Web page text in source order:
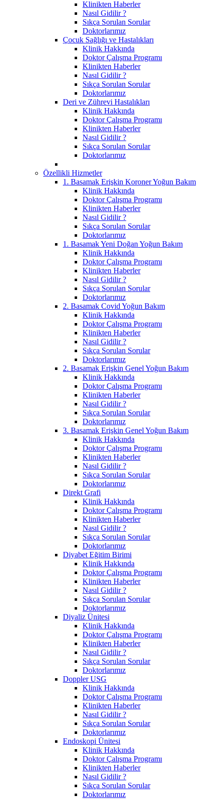
Klinikten Haberler
Nasıl Gidilir ?
Sıkça Sorulan Sorular
Doktorlarımız
Çocuk Sağlığı ve Hastalıkları
Klinik Hakkında
Doktor Çalışma Programı
Klinikten Haberler
Nasıl Gidilir ?
Sıkça Sorulan Sorular
Doktorlarımız
Deri ve Zührevi Hastalıkları
Klinik Hakkında
Doktor Çalışma Programı
Klinikten Haberler
Nasıl Gidilir ?
Sıkça Sorulan Sorular
Doktorlarımız
Özellikli Hizmetler
1. Basamak Erişkin Koroner Yoğun Bakım
Klinik Hakkında
Doktor Çalışma Programı
Klinikten Haberler
Nasıl Gidilir ?
Sıkça Sorulan Sorular
Doktorlarımız
1. Basamak Yeni Doğan Yoğun Bakım
Klinik Hakkında
Doktor Çalışma Programı
Klinikten Haberler
Nasıl Gidilir ?
Sıkça Sorulan Sorular
Doktorlarımız
2. Basamak Covid Yoğun Bakım
Klinik Hakkında
Doktor Çalışma Programı
Klinikten Haberler
Nasıl Gidilir ?
Sıkça Sorulan Sorular
Doktorlarımız
2. Basamak Erişkin Genel Yoğun Bakım
Klinik Hakkında
Doktor Çalışma Programı
Klinikten Haberler
Nasıl Gidilir ?
Sıkça Sorulan Sorular
Doktorlarımız
3. Basamak Erişkin Genel Yoğun Bakım
Klinik Hakkında
Doktor Çalışma Programı
Klinikten Haberler
Nasıl Gidilir ?
Sıkça Sorulan Sorular
Doktorlarımız
Direkt Grafi
Klinik Hakkında
Doktor Çalışma Programı
Klinikten Haberler
Nasıl Gidilir ?
Sıkça Sorulan Sorular
Doktorlarımız
Diyabet Eğitim Birimi
Klinik Hakkında
Doktor Çalışma Programı
Klinikten Haberler
Nasıl Gidilir ?
Sıkça Sorulan Sorular
Doktorlarımız
Diyaliz Ünitesi
Klinik Hakkında
Doktor Çalışma Programı
Klinikten Haberler
Nasıl Gidilir ?
Sıkça Sorulan Sorular
Doktorlarımız
Doppler USG
Klinik Hakkında
Doktor Çalışma Programı
Klinikten Haberler
Nasıl Gidilir ?
Sıkça Sorulan Sorular
Doktorlarımız
Endoskopi Ünitesi
Klinik Hakkında
Doktor Çalışma Programı
Klinikten Haberler
Nasıl Gidilir ?
Sıkça Sorulan Sorular
Doktorlarımız